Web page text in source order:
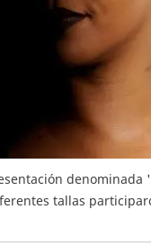
denominada
tallas